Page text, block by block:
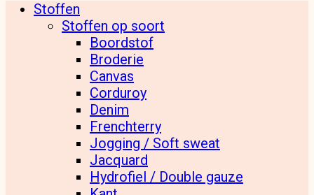
Stoffen
Stoffen op soort
Boordstof
Broderie
Canvas
Corduroy
Denim
Frenchterry
Jogging / Soft sweat
Jacquard
Hydrofiel / Double gauze